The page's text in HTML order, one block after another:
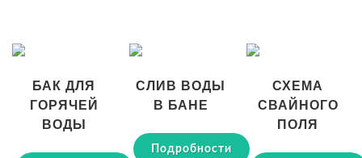
БАК ДЛЯ
ГОРЯЧЕЙ
ВОДЫ
СЛИВ ВОДЫ
В БАНЕ
Подробности
СХЕМА
СВАЙНОГО
ПОЛЯ